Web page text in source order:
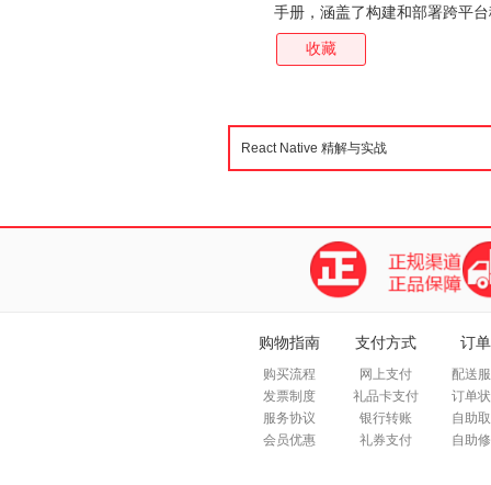
手册，涵盖了构建和部署跨平
Twitter高级软件工程师 自2015
Native就凭借其强大的可扩展
本身的讲解，作者还探讨了如
者Objective-C的React Native扩
在跨平台组件中实现特定平台
收藏
购物指南
购买流程
发票制度
服务协议
会员优惠
支付方式
网上支付
礼品卡支付
银行转账
礼券支付
订
配送
订单
自助
自助